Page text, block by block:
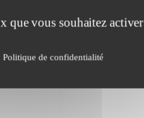
que vous souhaitez activer
Politique de confidentialité